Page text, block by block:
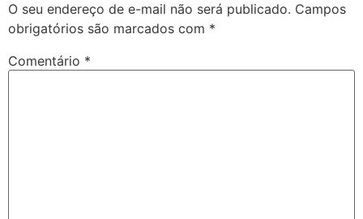
O seu endereço de e-mail não será publicado. Campos
obrigatórios são marcados com *
Comentário *